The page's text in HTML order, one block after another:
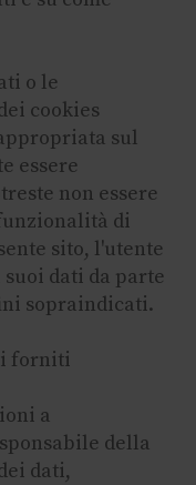
o le
cookies
sul
essere
non essere
di
sito, l'utente
dati da parte
sopraindicati.
forniti
a
della
dati,